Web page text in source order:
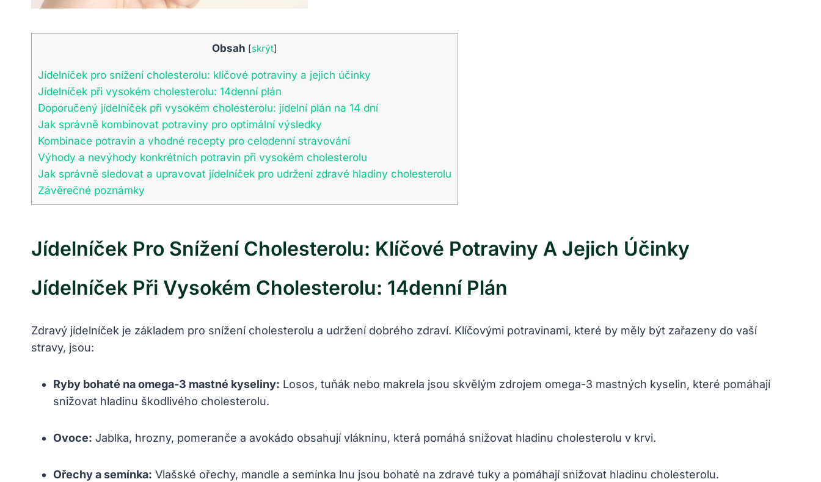
Obsah [skrýt]
Jídelníček pro snížení cholesterolu: klíčové potraviny a jejich účinky
Jídelníček při vysokém cholesterolu: 14denní plán
Doporučený jídelníček při vysokém cholesterolu: jídelní plán na 14 dní
Jak správně kombinovat potraviny pro optimální výsledky
Kombinace potravin a vhodné recepty pro celodenní stravování
Výhody a nevýhody konkrétních potravin při vysokém cholesterolu
Jak správně sledovat a upravovat jídelníček pro udržení zdravé hladiny cholesterolu
Závěrečné poznámky
Jídelníček Pro Snížení Cholesterolu: Klíčové Potraviny A Jejich Účinky
Jídelníček Při Vysokém Cholesterolu: 14denní Plán
Zdravý jídelníček je základem pro snížení cholesterolu a udržení dobrého zdraví. Klíčovými potravinami, které by měly být zařazeny do vaší
stravy, jsou:
Ryby bohaté na omega-3 mastné kyseliny: Losos, tuňák nebo makrela jsou skvělým zdrojem omega-3 mastných kyselin, které pomáhají
snižovat hladinu škodlivého cholesterolu.
Ovoce: Jablka, hrozny, pomeranče a avokádo obsahují vlákninu, která pomáhá snižovat hladinu cholesterolu v krvi.
Ořechy a semínka: Vlašské ořechy, mandle a semínka lnu jsou bohaté na zdravé tuky a pomáhají snižovat hladinu cholesterolu.